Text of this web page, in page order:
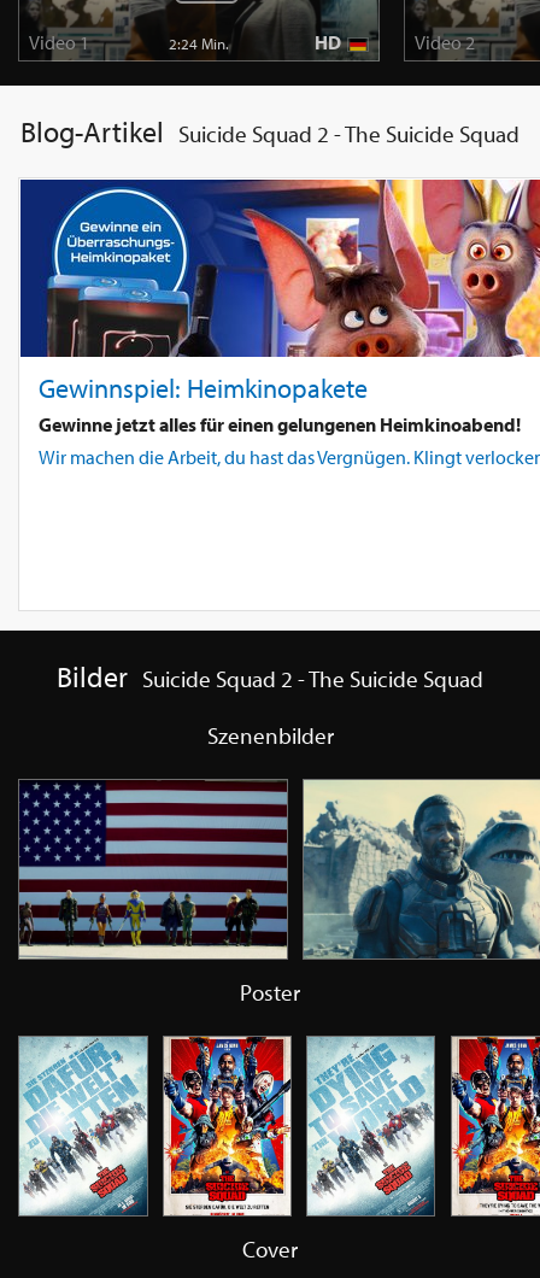
Video 1 2:24 Min. HD Video 2
Blog-Artikel Suicide Squad 2 - The Suicide Squad
Gewinnspiel: Heimkinopakete
Gewinne jetzt alles für einen gelungenen Heimkinoabend!
Wir machen die Arbeit, du hast das Vergnügen. Klingt
Bilder Suicide Squad 2 - The Suicide Squad
Szenenbilder
Poster
Cover